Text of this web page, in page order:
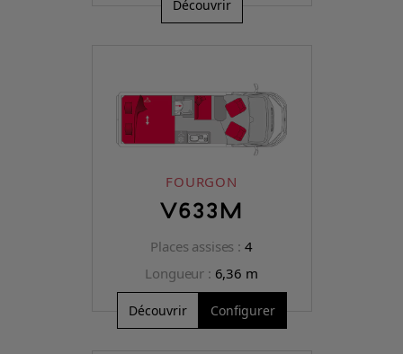
Découvrir
FOURGON
V633M
Places assises : 4
Longueur : 6,36 m
Découvrir Configurer